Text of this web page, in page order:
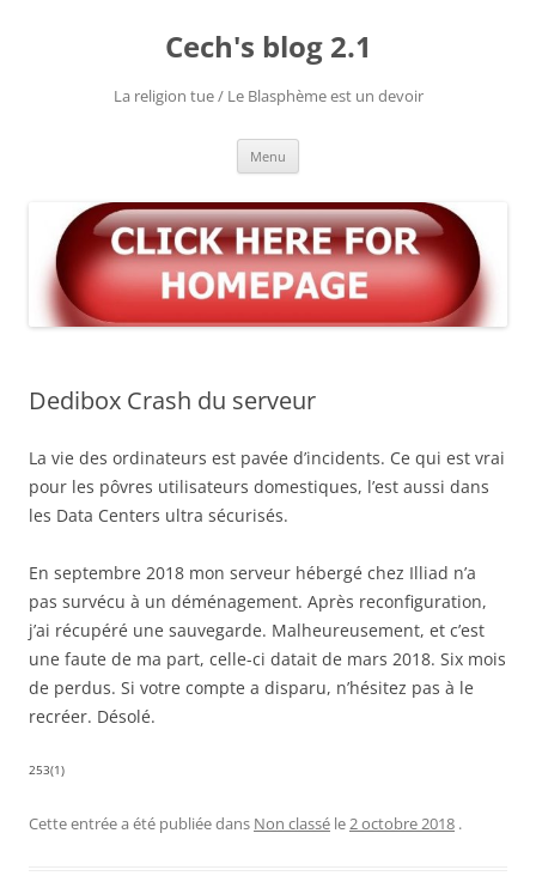
Cech's blog 2.1
La religion tue / Le Blasphème est un devoir
Menu
Dedibox Crash du serveur
La vie des ordinateurs est pavée d’incidents. Ce qui est vrai
pour les pôvres utilisateurs domestiques, l’est aussi dans
les Data Centers ultra sécurisés.
En septembre 2018 mon serveur hébergé chez Illiad n’a
pas survécu à un déménagement. Après reconfiguration,
j’ai récupéré une sauvegarde. Malheureusement, et c’est
une faute de ma part, celle-ci datait de mars 2018. Six mois
de perdus. Si votre compte a disparu, n’hésitez pas à le
recréer. Désolé.
253(1)
Cette entrée a été publiée dans Non classé le2 octobre 2018 .